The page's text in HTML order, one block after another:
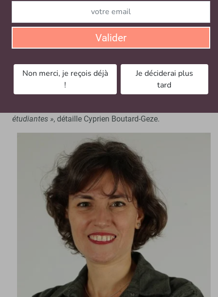
Comme pour le recours aux aides, la communication est
déterminante dans le déploiement de la plateforme
auprès des étudiants de ses établissements clients.
« Nous nous adaptons à la structure de chaque école
pouvons ajouter un lien vers la plateforme sur l’intranet
des établissements,
faire des campagnes par mail, de
l’affichage sur les campus. Nous travaillons avec les
étudiantes », détaille Cyprien Boutard-Geze.
Valider
Non merci, je reçois déjà
!
Je déciderai plus
tard